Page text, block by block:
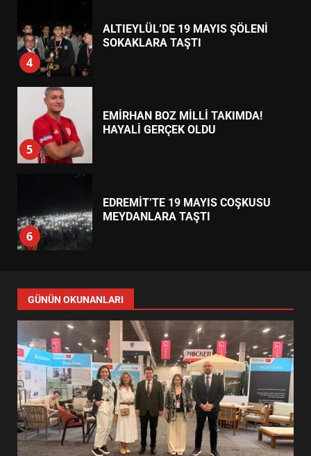
4
ALTIEYLÜL’DE 19 MAYIS ŞÖLENİ
SOKAKLARA TAŞTI
5
EMİRHAN BOZ MİLLİ TAKIMDA!
HAYALİ GERÇEK OLDU
6
EDREMİT’TE 19 MAYIS COŞKUSU
MEYDANLARA TAŞTI
7
SEFERBERLİĞİ: TÜM İLÇE
HAZIRLANIYOR
1
TÜRK MOBİLYA İHRACATI HD
EXPO 2026’DA YÜKSELDİ
GÜNÜN OKUNANLARI